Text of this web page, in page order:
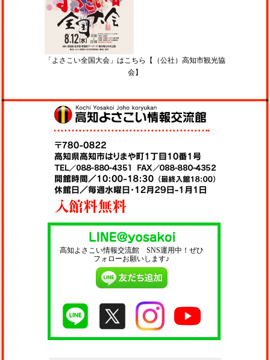
「よさこい全国大会」はこちら【（公社）高知市観光協
会】
高知よさこい情報交流館 SNS運用中！ぜひ
フォローお願いします♪